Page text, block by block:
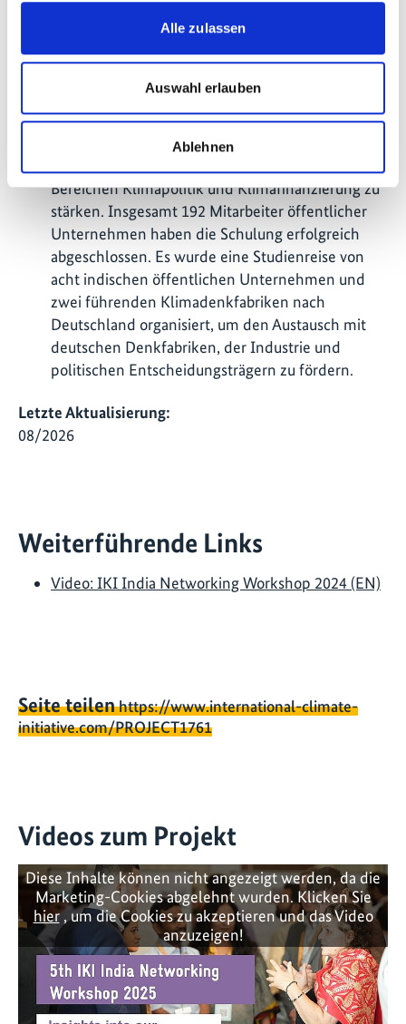
Alle zulassen
Auswahl erlauben
Ablehnen
(SCOPE) gefördert. Auch LEADIT-Mitglieder und
einen Beitrag zu diesen Workshops.
Kapazitätsaufbau im Bereich Klimaschutz: Im
Rahmen des Projekts wurde eine Online-
Zertifikatsschulung entwickelt, um die
Bereichen Klimapolitik und Klimafinanzierung zu
stärken. Insgesamt 192 Mitarbeiter öffentlicher
Unternehmen haben die Schulung erfolgreich
abgeschlossen. Es wurde eine Studienreise von
acht indischen öffentlichen Unternehmen und
zwei führenden Klimadenkfabriken nach
Deutschland organisiert, um den Austausch mit
deutschen Denkfabriken, der Industrie und
politischen Entscheidungsträgern zu fördern.
Letzte Aktualisierung:
08/2026
Weiterführende Links
Video: IKI India Networking Workshop 2024 (EN)
Seite teilenhttps://www.international-climate-
initiative.com/PROJECT1761
Videos zum Projekt
Diese Inhalte können nicht angezeigt werden, da die
Marketing-Cookies abgelehnt wurden. Klicken Sie
hier, um die Cookies zu akzeptieren und das Video
anzuzeigen!